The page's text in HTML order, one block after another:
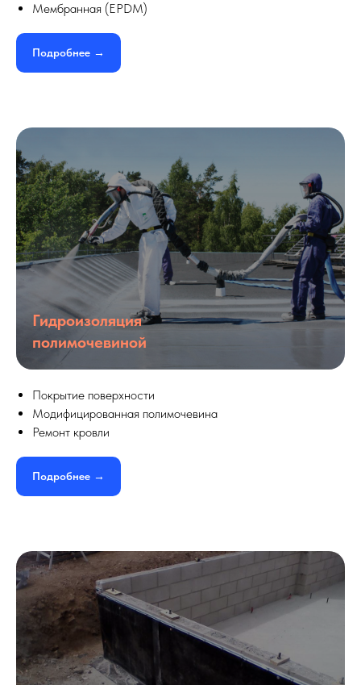
Мембранная (EPDM)
Подробнее →
Гидроизоляция
полимочевиной
Покрытие поверхности
Модифицированная полимочевина
Ремонт кровли
Подробнее →